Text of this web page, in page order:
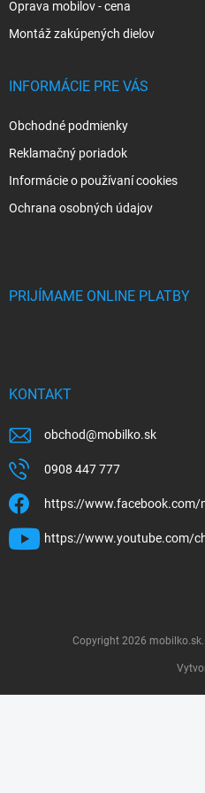
Oprava mobilov - cena
Montáž zakúpených dielov
INFORMÁCIE PRE VÁS
Obchodné podmienky
Reklamačný poriadok
Informácie o používaní cookies
Ochrana osobných údajov
PRIJÍMAME ONLINE PLATBY
KONTAKT
obchod@mobilko.sk
0908 447 777
https://www.facebook.com/
https://www.youtube.com/
Copyright 2026 mobilko.sk